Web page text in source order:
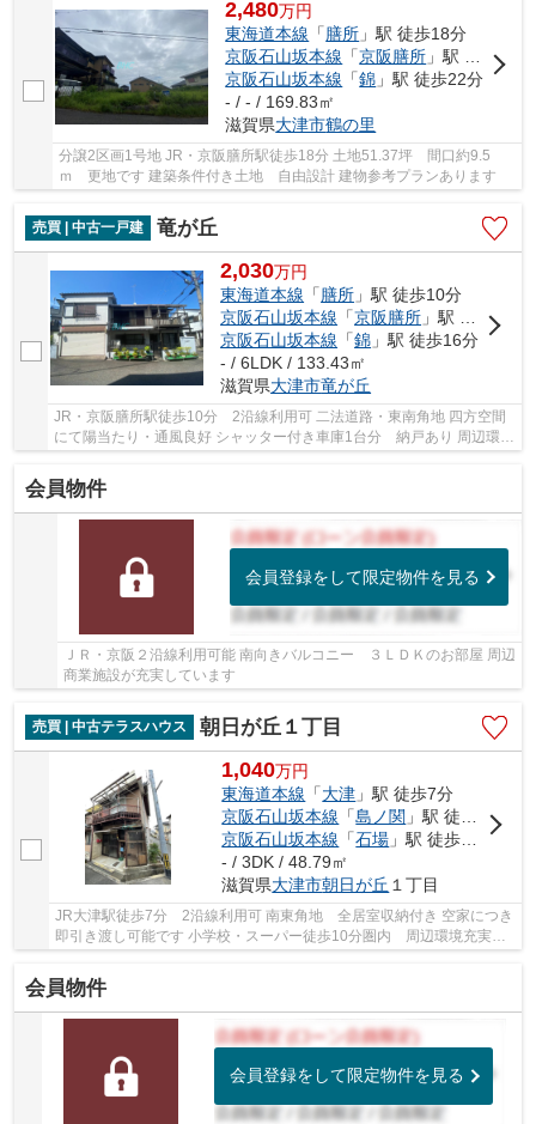
2,480万円
東海道本線 「膳所 」駅 徒歩18分
京阪石山坂本線 「京阪膳所 」駅 徒歩18分
京阪石山坂本線 「錦 」駅 徒歩22分
- / - / 169.83㎡
滋賀県大津市鶴の里
分譲2区画1号地 JR・京阪膳所駅徒歩18分 土地51.37坪 間口約9.5
ｍ 更地です 建築条件付き土地 自由設計 建物参考プランあります
売買 | 中古一戸建 竜が丘
2,030万円
東海道本線 「膳所 」駅 徒歩10分
京阪石山坂本線 「京阪膳所 」駅 徒歩10分
京阪石山坂本線 「錦 」駅 徒歩16分
- / 6LDK / 133.43㎡
滋賀県大津市竜が丘
JR・京阪膳所駅徒歩10分 2沿線利用可 二法道路・東南角地 四方空間
にて陽当たり・通風良好 シャッター付き車庫1台分 納戸あり 周辺環境
会員物件
会員登録をして限定物件を見る
ＪＲ・京阪２沿線利用可能 南向きバルコニー ３ＬＤＫのお部屋 周辺
商業施設が充実しています
売買 | 中古テラスハウス 朝日が丘１丁目
1,040万円
東海道本線 「大津 」駅 徒歩7分
京阪石山坂本線 「島ノ関 」駅 徒歩13分
京阪石山坂本線 「石場 」駅 徒歩13分
- / 3DK / 48.79㎡
滋賀県大津市朝日が丘 １丁目
JR大津駅徒歩7分 2沿線利用可 南東角地 全居室収納付き 空家につき
即引き渡し可能です 小学校・スーパー徒歩10分圏内 周辺環境充実し
ています
会員物件
会員登録をして限定物件を見る